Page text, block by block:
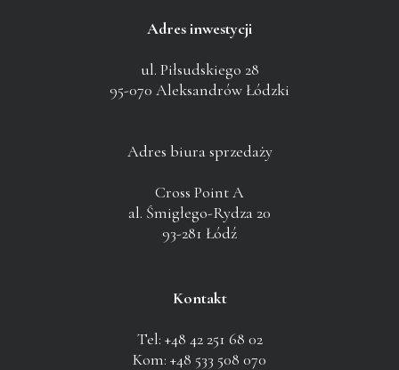
Adres inwestycji
ul. Piłsudskiego 28
95-070 Aleksandrów Łódzki
Adres biura sprzedaży
Cross Point A
al. Śmigłego-Rydza 20
93-281 Łódź
Kontakt
Tel: +48 42 251 68 02
Kom: +48 533 508 070